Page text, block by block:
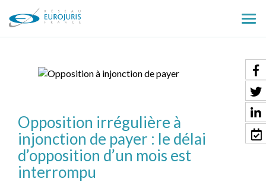
le
Opposition irrégulière à
injonction de payer : le délai
d’opposition d’un mois est
interrompu